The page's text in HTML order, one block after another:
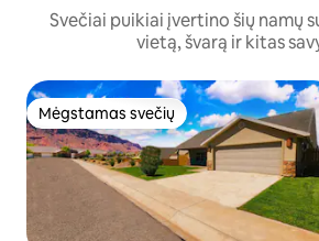
Svečiai puikiai įvertino šių namų
vietą, švarą ir kitas
Mėgstamas svečių
Mėgstamas svečių